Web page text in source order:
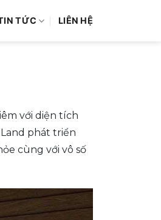
TỨC LIÊN HỆ
với diện tích
phát triển
cùng với vô số